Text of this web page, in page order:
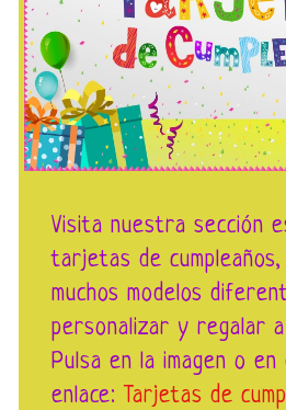
Visita nuestra sección
tarjetas de
muchos modelos
personalizar y regalar
Pulsa en la imagen o
enlace: Tarjetas de